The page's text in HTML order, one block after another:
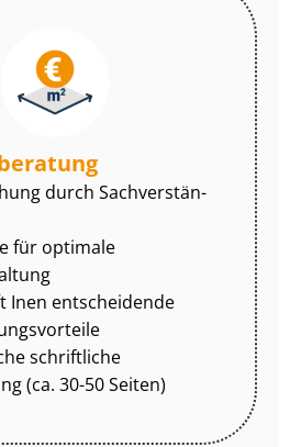
durch Sach­ver­stän­
für optimale
Inen entscheidende
schriftliche
(ca. 30-50 Seiten)